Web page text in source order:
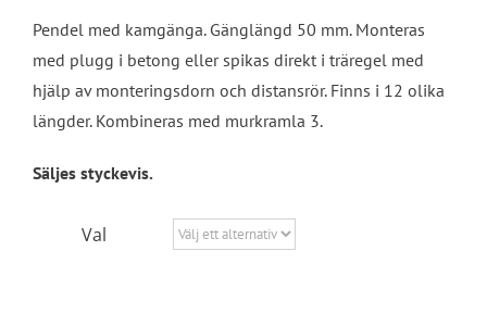
Pendel med kamgänga. Gänglängd 50 mm. Monteras
med plugg i betong eller spikas direkt i träregel med
hjälp av monteringsdorn och distansrör. Finns i 12 olika
längder. Kombineras med murkramla 3.
Säljes styckevis.
Val